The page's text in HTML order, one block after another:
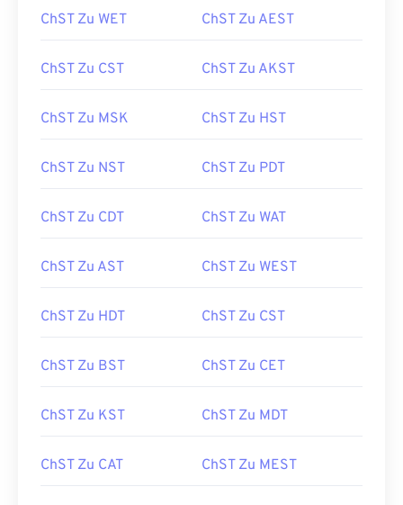
ChST Zu WET ChST Zu AEST
ChST Zu CST ChST Zu AKST
ChST Zu MSK ChST Zu HST
ChST Zu NST ChST Zu PDT
ChST Zu CDT ChST Zu WAT
ChST Zu AST ChST Zu WEST
ChST Zu HDT ChST Zu CST
ChST Zu BST ChST Zu CET
ChST Zu KST ChST Zu MDT
ChST Zu CAT ChST Zu MEST